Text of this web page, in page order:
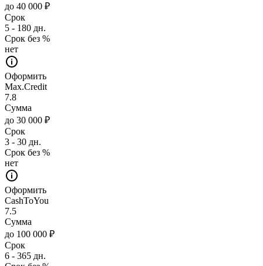
до 40 000 ₽
Срок
5 - 180 дн.
Срок без %
нет
Оформить
Max.Credit
7.8
Сумма
до 30 000 ₽
Срок
3 - 30 дн.
Срок без %
нет
Оформить
CashToYou
7.5
Сумма
до 100 000 ₽
Срок
6 - 365 дн.